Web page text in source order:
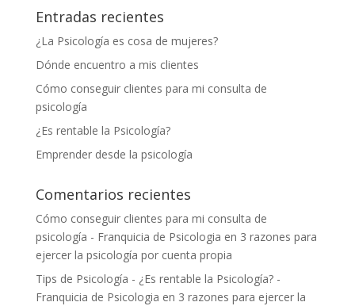
Entradas recientes
¿La Psicología es cosa de mujeres?
Dónde encuentro a mis clientes
Cómo conseguir clientes para mi consulta de
psicología
¿Es rentable la Psicología?
Emprender desde la psicología
Comentarios recientes
Cómo conseguir clientes para mi consulta de
psicología - Franquicia de Psicologia en 3 razones para
ejercer la psicología por cuenta propia
Tips de Psicología - ¿Es rentable la Psicología? -
Franquicia de Psicologia en 3 razones para ejercer la